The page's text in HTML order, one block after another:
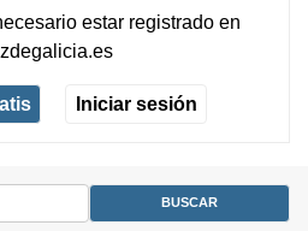
estar registradoen
Iniciar sesión